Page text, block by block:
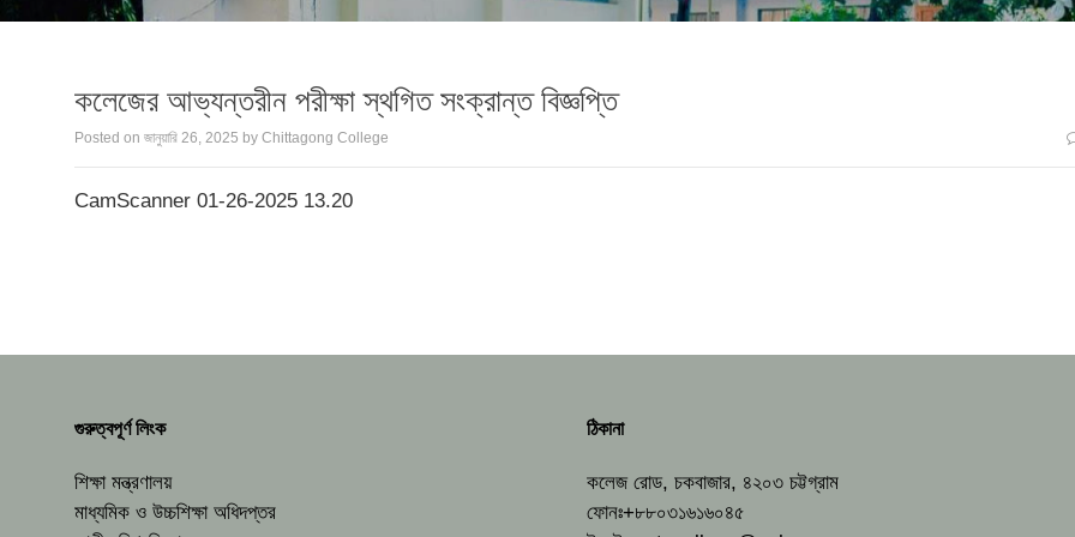
কলেজের আভ্যন্তরীন পরীক্ষা স্থগিত সংক্রান্ত বিজ্ঞপ্তি
Posted on জানুয়ারি 26, 2025 by Chittagong College
CamScanner 01-26-2025 13.20
গুরুত্বপূর্ণ লিংক
শিক্ষা মন্ত্রণালয়
মাধ্যমিক ও উচ্চশিক্ষা অধিদপ্তর
ঠিকানা
কলেজ রোড, চকবাজার, ৪২০৩ চট্টগ্রাম
ফোনঃ+৮৮০৩১৬১৬০৪৫